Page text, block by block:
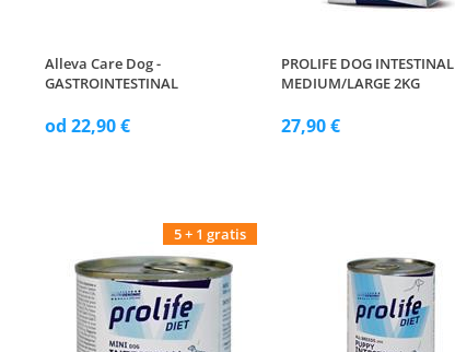
Alleva Care Dog -
GASTROINTESTINAL
od 22,90 €
PROLIFE DOG INTESTINAL
MEDIUM/LARGE 2KG
27,90 €
5 + 1 gratis